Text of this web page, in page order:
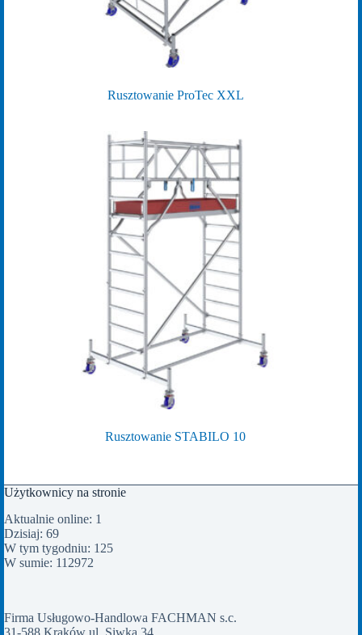
Rusztowanie ProTec XXL
Rusztowanie STABILO 10
Użytkownicy na stronie
Aktualnie online: 1
Dzisiaj: 69
W tym tygodniu: 125
W sumie: 112972
Firma Usługowo-Handlowa FACHMAN s.c.
31-588 Kraków ul. Siwka 34